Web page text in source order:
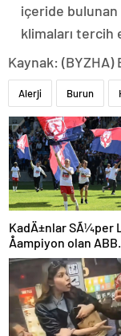
içeride bulunan
klimaları tercih
Kaynak: (BYZHA)
Alerji Burun
KadÄ±nlar SÃ¼per
Åampiyon olan ABB
Fomget’ten
gÃ¶nderme